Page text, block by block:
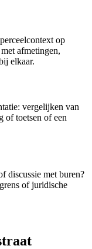
op
afmetingen,
elkaar.
vergelijken van
of toetsen of een
discussie met buren?
of juridische